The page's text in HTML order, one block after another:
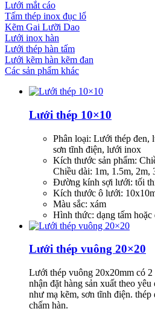
Lưới mắt cáo
Tấm thép inox đục lổ
Kẽm Gai Lưỡi Dao
Lưới inox hàn
Lưới thép hàn tấm
Lưới kẽm hàn kẽm đan
Các sản phẩm khác
Lưới thép 10×10
Phân loại: Lưới thép đen,
sơn tĩnh điện, lưới inox
Kích thước sản phẩm:
Chiều dài: 1m, 1.5m,
Đường kính sợi lưới: tối
Kích thước ô lưới:
Màu sắc: xám
Hình thức: dạng tấm hoặc
Lưới thép vuông 20×20
Lưới thép vuông 20x20mm có 2
nhận đặt hàng sản xuất theo
như mạ kẽm, sơn tĩnh điện.
chấm hàn.